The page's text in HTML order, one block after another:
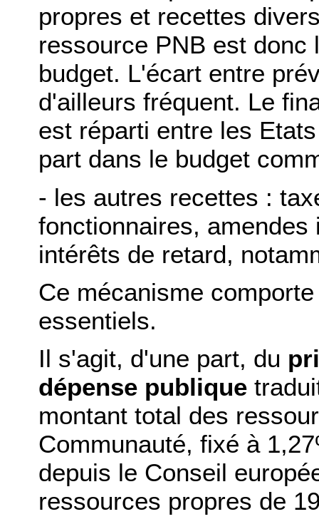
propres et recettes
ressource PNB est donc
budget. L'écart entre
d'ailleurs fréquent. Le
est réparti entre les
part dans le budget
- les autres recettes :
fonctionnaires,
intérêts de retard,
Ce mécanisme
essentiels.
Il s'agit, d'une part, du
dépense publique
montant total des
Communauté, fixé à
depuis le Conseil
ressources propres de